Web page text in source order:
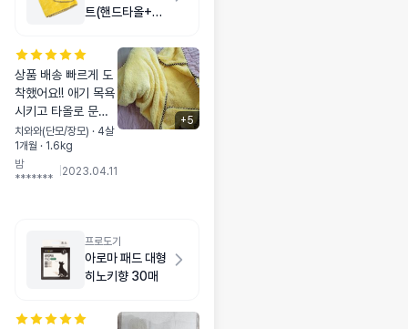
트(핸드타올+목
상품 배송 빠르게 도
착했어요!! 애기 목욕
시키고 타올로 문때
줄때 견주 손이 말라
서 잘 안될때가있엇
는데 이건 손넣을수
치와와(단모/장모) · 4살
1개월 · 1.6kg
밤
*******
2023.04.11
+5
프로도기
아로마 패드 대형
히노키향 30매